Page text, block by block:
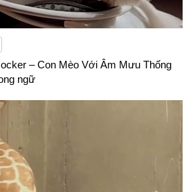
– Con Mèo Với Âm Mưu Thống
ngữ